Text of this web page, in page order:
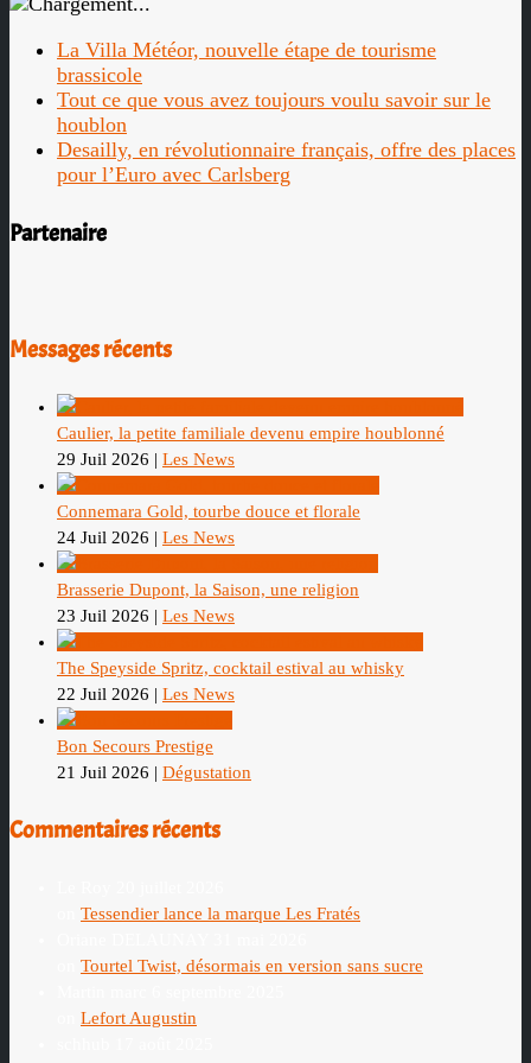
La Villa Météor, nouvelle étape de tourisme
brassicole
Tout ce que vous avez toujours voulu savoir sur le
houblon
Desailly, en révolutionnaire français, offre des places
pour l’Euro avec Carlsberg
Partenaire
Messages récents
Caulier, la petite familiale devenu empire houblonné
29 Juil 2026 | Les News
Connemara Gold, tourbe douce et florale
24 Juil 2026 | Les News
Brasserie Dupont, la Saison, une religion
23 Juil 2026 | Les News
The Speyside Spritz, cocktail estival au whisky
22 Juil 2026 | Les News
Bon Secours Prestige
21 Juil 2026 | Dégustation
Commentaires récents
Tessendier lance la marque Les Fratés
Tourtel Twist, désormais en version sans sucre
Lefort Augustin